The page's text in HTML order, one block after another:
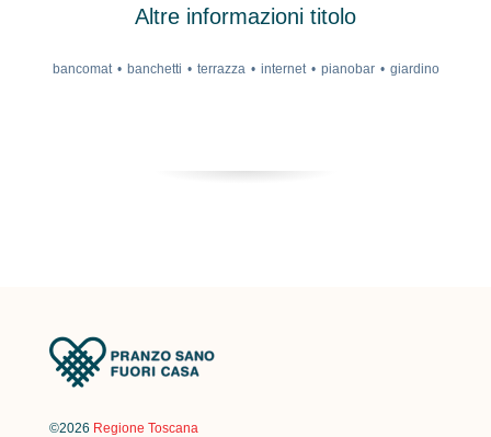
Altre informazioni titolo
bancomat banchetti terrazza internet pianobar giardino
©2026 Regione Toscana